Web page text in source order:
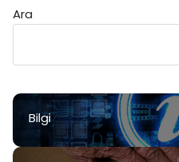
Ara
Bilgi